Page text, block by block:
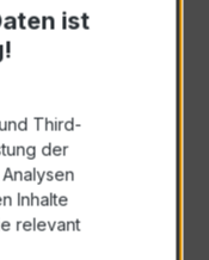
ist
Third-
der
Inhalte
relevant